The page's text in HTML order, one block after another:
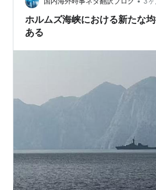
6月5日にイスラエルの行った完
始まった戦いは、わずか6日間で
半島、ヨルダン川西岸地区、ゴ
第四次中東戦争
戦争。
アラブ・ナショナリズムの申し子
いだエジプトのサダト大統領は
ホルムズ海峡における新たな
ある